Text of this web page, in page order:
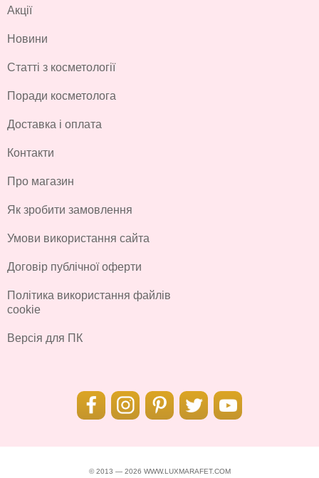
Акції
Новини
Статті з косметології
Поради косметолога
Доставка і оплата
Контакти
Про магазин
Як зробити замовлення
Умови використання сайта
Договір публічної оферти
Політика використання файлів
cookie
Версія для ПК
© 2013 — 2026 WWW.LUXMARAFET.COM